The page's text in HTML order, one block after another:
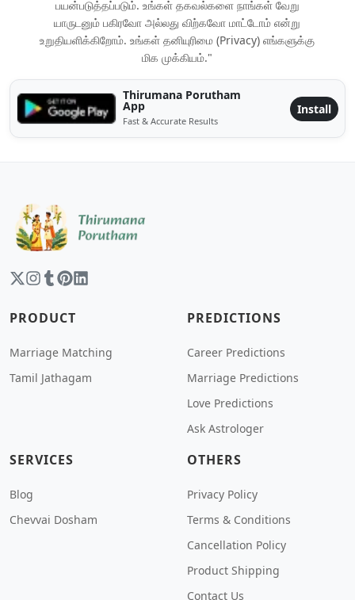
பயன்படுத்தப்படும். உங்கள் தகவல்களை நாங்கள் வேறு
யாருடனும் பகிரவோ அல்லது விற்கவோ மாட்டோம் என்று
உறுதியளிக்கிறோம். உங்கள் தனியுரிமை (Privacy) எங்களுக்கு
மிக முக்கியம்."
Thirumana Porutham
App
Fast & Accurate Results
Install
PRODUCT
Marriage Matching
Tamil Jathagam
PREDICTIONS
Career Predictions
Marriage Predictions
Love Predictions
Ask Astrologer
SERVICES
Blog
Chevvai Dosham
OTHERS
Privacy Policy
Terms & Conditions
Cancellation Policy
Product Shipping
Contact Us